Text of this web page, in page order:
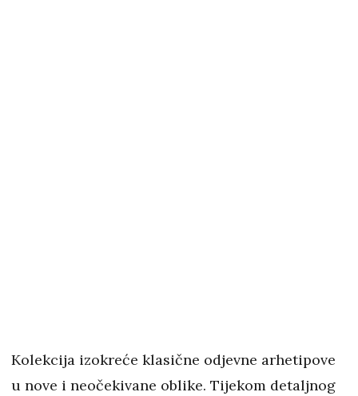
Kolekcija izokreće klasične odjevne arhetipove
u nove i neočekivane oblike. Tijekom detaljnog